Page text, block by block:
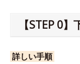
【STEP 0】
詳しい手順